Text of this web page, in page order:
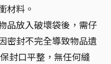
材料。
品放入破壞袋後，需仔
密封不完全導致物品遺
封口平整，無任何縫